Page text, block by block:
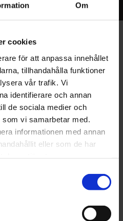
Om
cookies
för att anpassa innehållet
tillhandahålla funktioner
vår trafik. Vi
identifierare och annan
de sociala medier och
vi samarbetar med.
informationen med annan
eller som de har
inte bara har en funktion –
egenskaper! Till
handtag som är
minska risken för hand-
vid långvarig
åkomma som
nerver och leder i
handtag
belastningen på